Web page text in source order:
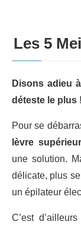
Les 5
Disons adieu
déteste le plus !
Pour se
lèvre
une solution.
délicate, plus
un épilateur
C’est